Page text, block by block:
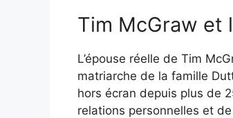
Tim McGraw et
L’épouse réelle de Tim
matriarche de la famille
hors écran depuis plus de
relations personnelles et